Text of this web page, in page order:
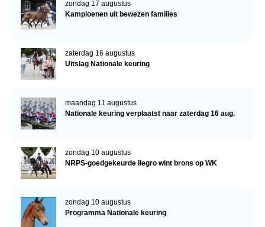
zondag 17 augustus
Kampioenen uit bewezen families
zaterdag 16 augustus
Uitslag Nationale keuring
maandag 11 augustus
Nationale keuring verplaatst naar zaterdag 16 aug.
zondag 10 augustus
NRPS-goedgekeurde Ilegro wint brons op WK
zondag 10 augustus
Programma Nationale keuring